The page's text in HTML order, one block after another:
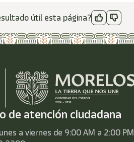
útil esta página?
de atención ciudadana
a viernes de 9:00 AM a 2:00 PM